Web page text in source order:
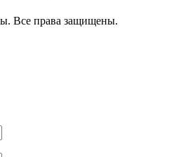
Все права защищены.